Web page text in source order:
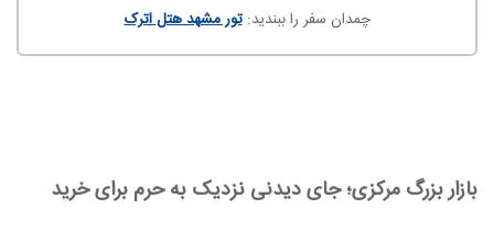
چمدان سفر را ببندید:تور مشهد هتل اترک
بازار بزرگ مرکزی؛ جای دیدنی نزدیک به حرم برای خرید